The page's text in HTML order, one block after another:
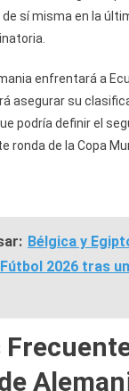
sí misma en la
enfrentará a
asegurar su
podría definir el
ronda de la Copa
Bélgica y
2026 tras